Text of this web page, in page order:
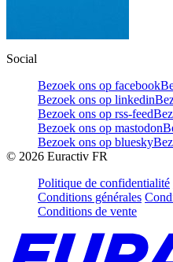
Social
Bezoek ons op facebook
Bezoek ons op linkedin
Bezoek ons op rss-feed
Bezoek ons op mastodon
Bezoek ons op bluesky
© 2026 Euractiv FR
Politique de confidentialité
Conditions générales
Conditions de vente